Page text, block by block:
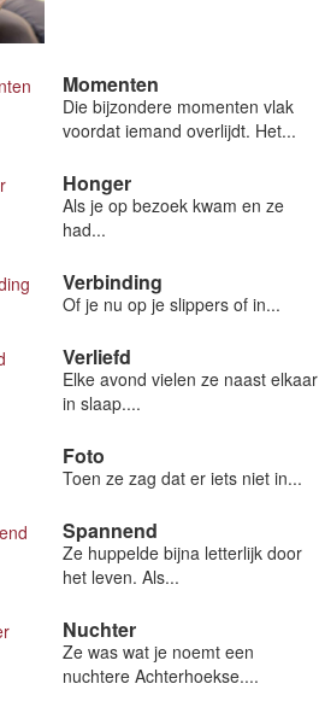
Momenten
Die bijzondere momenten vlak
voordat iemand overlijdt. Het...
Honger
Als je op bezoek kwam en ze
had...
Verbinding
Of je nu op je slippers of in...
Verliefd
Elke avond vielen ze naast elkaar
in slaap....
Foto
Toen ze zag dat er iets niet in...
Spannend
Ze huppelde bijna letterlijk door
het leven. Als...
Nuchter
Ze was wat je noemt een
nuchtere Achterhoekse....